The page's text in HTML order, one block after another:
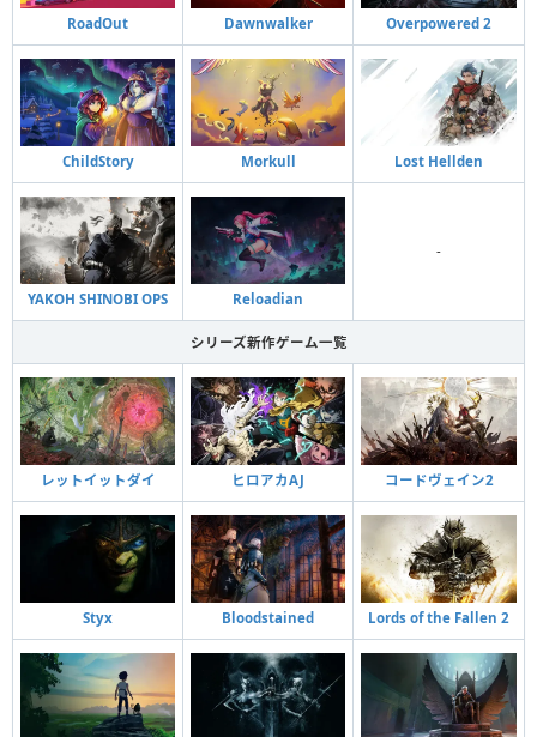
RoadOut Dawnwalker Overpowered 2
ChildStory Morkull Lost Hellden
YAKOH SHINOBI OPS Reloadian
-
シリーズ新作ゲーム一覧
レットイットダイ ヒロアカAJ コードヴェイン2
Styx Bloodstained Lords of the Fallen 2